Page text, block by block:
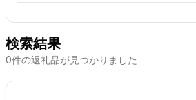
検索結果
0件の返礼品が見つかりました